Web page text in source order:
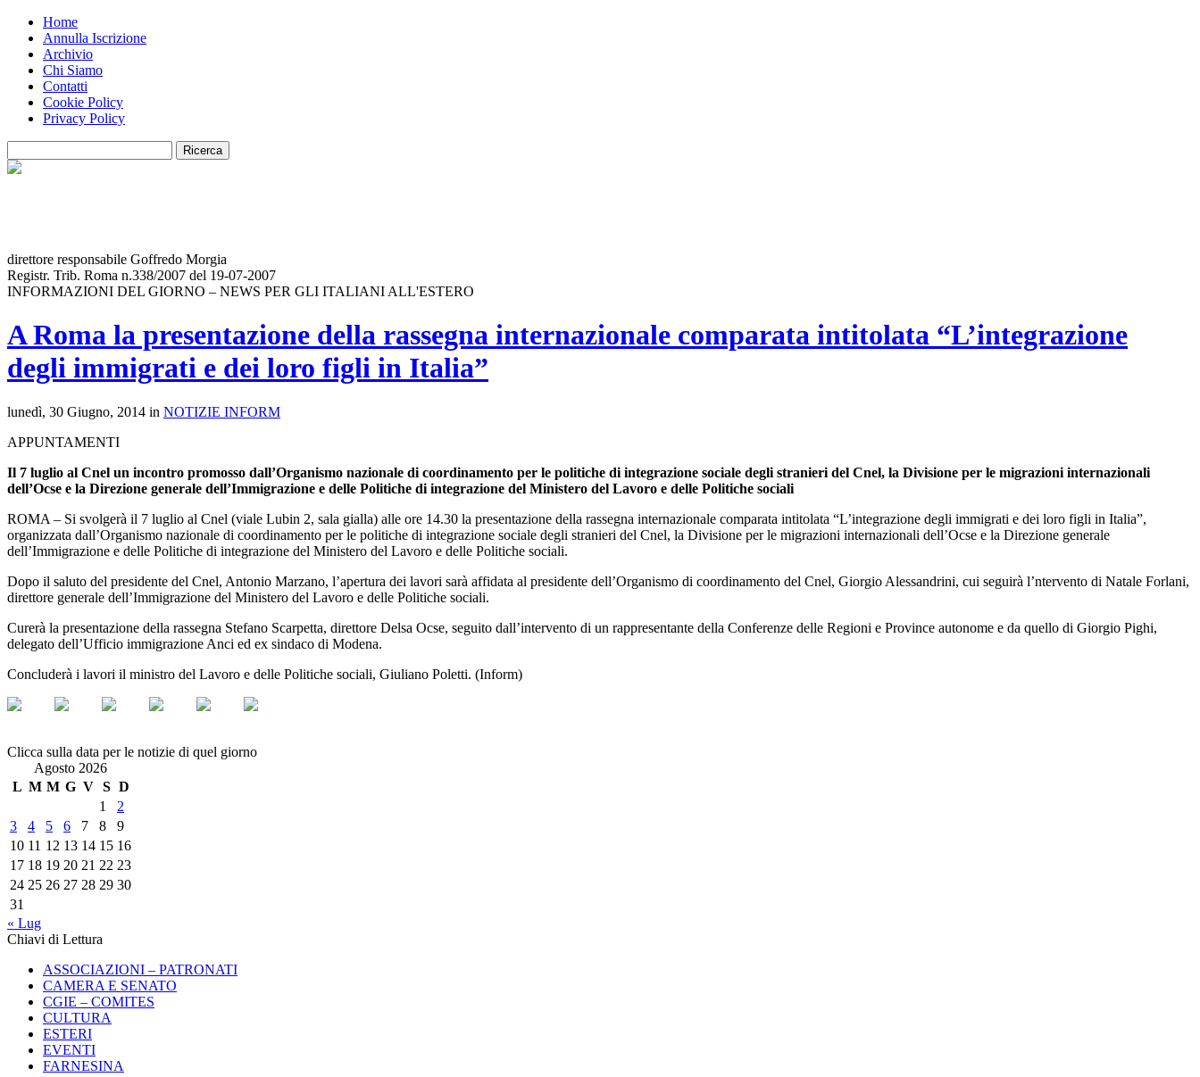
Home
Annulla Iscrizione
Archivio
Chi Siamo
Contatti
Cookie Policy
Privacy Policy
direttore responsabile Goffredo Morgia
Registr. Trib. Roma n.338/2007 del 19-07-2007
INFORMAZIONI DEL GIORNO – NEWS PER GLI ITALIANI ALL'ESTERO
A Roma la presentazione della rassegna internazionale comparata intitolata “L’integrazione
degli immigrati e dei loro figli in Italia”
lunedì, 30 Giugno, 2014 in NOTIZIE INFORM
APPUNTAMENTI
Il 7 luglio al Cnel un incontro promosso dall’Organismo nazionale di coordinamento per le politiche di integrazione sociale degli stranieri del Cnel, la Divisione per le migrazioni internazionali
dell’Ocse e la Direzione generale dell’Immigrazione e delle Politiche di integrazione del Ministero del Lavoro e delle Politiche sociali
ROMA – Si svolgerà il 7 luglio al Cnel (viale Lubin 2, sala gialla) alle ore 14.30 la presentazione della rassegna internazionale comparata intitolata “L’integrazione degli immigrati e dei loro figli in Italia”,
organizzata dall’Organismo nazionale di coordinamento per le politiche di integrazione sociale degli stranieri del Cnel, la Divisione per le migrazioni internazionali dell’Ocse e la Direzione generale
dell’Immigrazione e delle Politiche di integrazione del Ministero del Lavoro e delle Politiche sociali.
Dopo il saluto del presidente del Cnel, Antonio Marzano, l’apertura dei lavori sarà affidata al presidente dell’Organismo di coordinamento del Cnel, Giorgio Alessandrini, cui seguirà l’ntervento di Natale Forlani,
direttore generale dell’Immigrazione del Ministero del Lavoro e delle Politiche sociali.
Curerà la presentazione della rassegna Stefano Scarpetta, direttore Delsa Ocse, seguito dall’intervento di un rappresentante della Conferenze delle Regioni e Province autonome e da quello di Giorgio Pighi,
delegato dell’Ufficio immigrazione Anci ed ex sindaco di Modena.
Concluderà i lavori il ministro del Lavoro e delle Politiche sociali, Giuliano Poletti. (Inform)
Clicca sulla data per le notizie di quel giorno
Agosto 2026
L M M G V S D
1
2
3
4 5 6 7 8
9
10 11 12 13 14 15 16
17 18 19 20 21 22 23
24 25 26 27 28 29 30
31
« Lug
Chiavi di Lettura
ASSOCIAZIONI – PATRONATI
CAMERA E SENATO
CGIE – COMITES
CULTURA
ESTERI
EVENTI
FARNESINA